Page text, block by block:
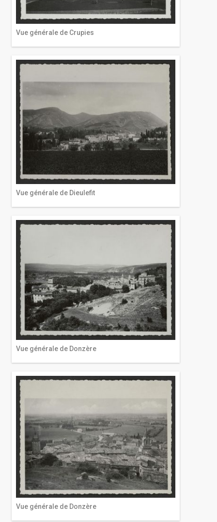
Vue générale de Crupies
Vue générale de Dieulefit
Vue générale de Donzère
Vue générale de Donzère